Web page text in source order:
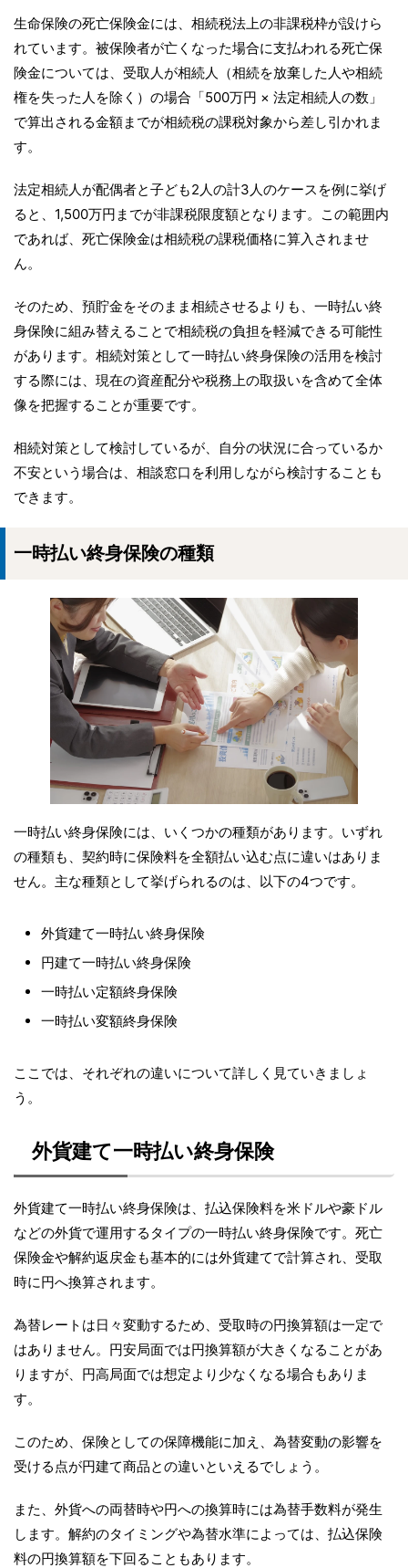
生命保険の死亡保険金には、相続税法上の非課税枠が設けら
れています。被保険者が亡くなった場合に支払われる死亡保
険金については、受取人が相続人（相続を放棄した人や相続
権を失った人を除く）の場合「500万円 × 法定相続人の数」
で算出される金額までが相続税の課税対象から差し引かれま
す。
法定相続人が配偶者と子ども2人の計3人のケースを例に挙げ
ると、1,500万円までが非課税限度額となります。この範囲内
であれば、死亡保険金は相続税の課税価格に算入されませ
ん。
そのため、預貯金をそのまま相続させるよりも、一時払い終
身保険に組み替えることで相続税の負担を軽減できる可能性
があります。相続対策として一時払い終身保険の活用を検討
する際には、現在の資産配分や税務上の取扱いを含めて全体
像を把握することが重要です。
相続対策として検討しているが、自分の状況に合っているか
不安という場合は、相談窓口を利用しながら検討することも
できます。
一時払い終身保険の種類
一時払い終身保険には、いくつかの種類があります。いずれ
の種類も、契約時に保険料を全額払い込む点に違いはありま
せん。主な種類として挙げられるのは、以下の4つです。
外貨建て一時払い終身保険
円建て一時払い終身保険
一時払い定額終身保険
一時払い変額終身保険
ここでは、それぞれの違いについて詳しく見ていきましょ
う。
外貨建て一時払い終身保険
外貨建て一時払い終身保険は、払込保険料を米ドルや豪ドル
などの外貨で運用するタイプの一時払い終身保険です。死亡
保険金や解約返戻金も基本的には外貨建てで計算され、受取
時に円へ換算されます。
為替レートは日々変動するため、受取時の円換算額は一定で
はありません。円安局面では円換算額が大きくなることがあ
りますが、円高局面では想定より少なくなる場合もありま
す。
このため、保険としての保障機能に加え、為替変動の影響を
受ける点が円建て商品との違いといえるでしょう。
また、外貨への両替時や円への換算時には為替手数料が発生
します。解約のタイミングや為替水準によっては、払込保険
料の円換算額を下回ることもあります。